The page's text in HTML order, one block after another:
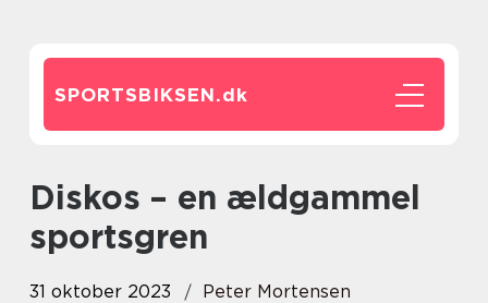
SPORTSBIKSEN.dk
Diskos – en ældgammel
sportsgren
31 oktober 2023
Peter Mortensen